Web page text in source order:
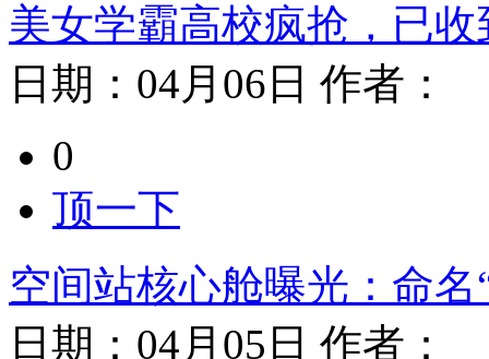
美女学霸高校疯抢，已
日期： 04月06日 作者：
0
顶一下
空间站核心舱曝光：命名
日期： 04月05日 作者：